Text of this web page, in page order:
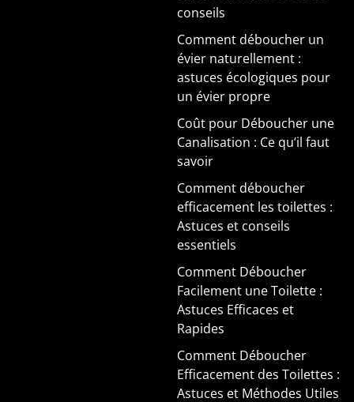
conseils
Comment déboucher un
évier naturellement :
astuces écologiques pour
un évier propre
Coût pour Déboucher une
Canalisation : Ce qu’il faut
savoir
Comment déboucher
efficacement les toilettes :
Astuces et conseils
essentiels
Comment Déboucher
Facilement une Toilette :
Astuces Efficaces et
Rapides
Comment Déboucher
Efficacement des Toilettes :
Astuces et Méthodes Utiles